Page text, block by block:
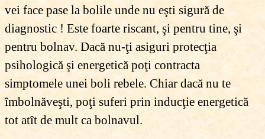
vei face pase la bolile unde nu eşti sigură de
diagnostic ! Este foarte riscant, şi pentru tine, şi
pentru bolnav. Dacă nu-ţi asiguri protecţia
psihologică şi energetică poţi contracta
simptomele unei boli rebele. Chiar dacă nu te
îmbolnăveşti, poţi suferi prin inducţie energetică
tot atît de mult ca bolnavul.